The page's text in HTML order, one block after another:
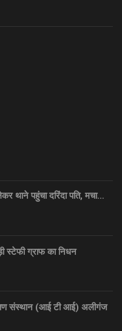
थाने पहुंचा दरिंदा पति, मचा…
स्टेफी ग्राफ का निधन
संस्थान (आई टी आई) अलीगंज